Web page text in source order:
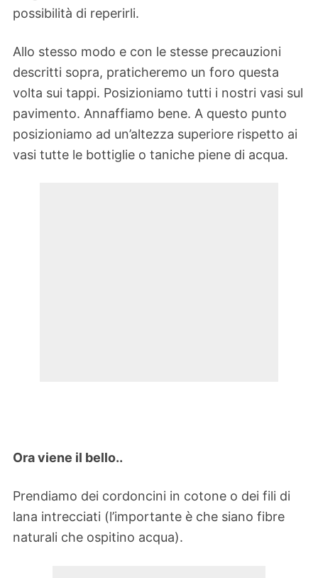
possibilità di reperirli.
Allo stesso modo e con le stesse precauzioni
descritti sopra, praticheremo un foro questa
volta sui tappi. Posizioniamo tutti i nostri vasi sul
pavimento. Annaffiamo bene. A questo punto
posizioniamo ad un’altezza superiore rispetto ai
vasi tutte le bottiglie o taniche piene di acqua.
Ora viene il bello..
Prendiamo dei cordoncini in cotone o dei fili di
lana intrecciati (l’importante è che siano fibre
naturali che ospitino acqua).